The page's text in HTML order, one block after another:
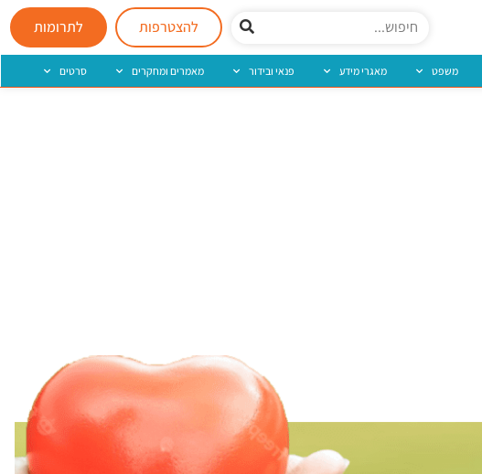
להצטרפות לתרומות
משפט מאגרי מידע פנאי ובידור מאמרים ומחקרים סרטים